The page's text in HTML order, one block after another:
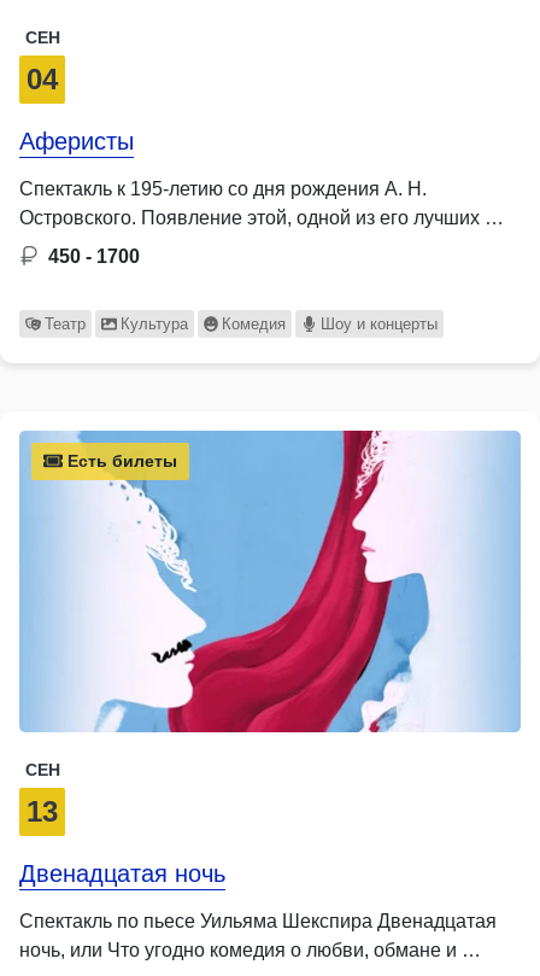
СЕН
04
Аферисты
Спектакль к 195-летию со дня рождения А. Н.
Островского. Появление этой, одной из его лучших …
450 - 1700
Театр Культура Комедия Шоу и концерты
Есть билеты
СЕН
13
Двенадцатая ночь
Спектакль по пьесе Уильяма Шекспира Двенадцатая
ночь, или Что угодно комедия о любви, обмане и …